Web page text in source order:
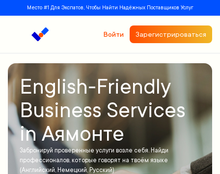
Место #1 Для Экспатов, Чтобы Найти Надёжных Поставщиков Услуг
Войти Зарегистрироваться
English-Friendly
Business Services
in Аямонте
Забронируй проверенные услуги возле себя. Найди
профессионалов, которые говорят на твоём языке
(Английский, Немецкий, Русский)